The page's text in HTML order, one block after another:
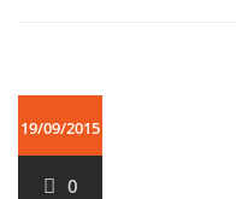
19/09/2015
0